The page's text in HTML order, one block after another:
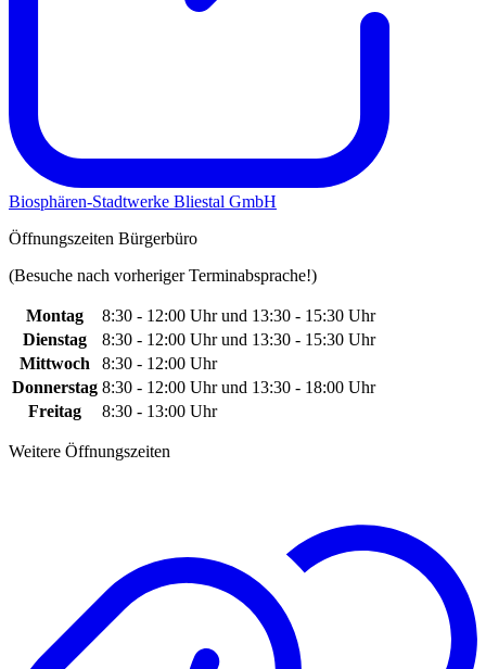
Biosphären-Stadtwerke Bliestal GmbH
Öffnungszeiten Bürgerbüro
(Besuche nach vorheriger Terminabsprache!)
Montag
8:30 - 12:00 Uhr und 13:30 - 15:30 Uhr
Dienstag
8:30 - 12:00 Uhr und 13:30 - 15:30 Uhr
Mittwoch
8:30 - 12:00 Uhr
Donnerstag 8:30 - 12:00 Uhr und 13:30 - 18:00 Uhr
Freitag
8:30 - 13:00 Uhr
Weitere Öffnungszeiten